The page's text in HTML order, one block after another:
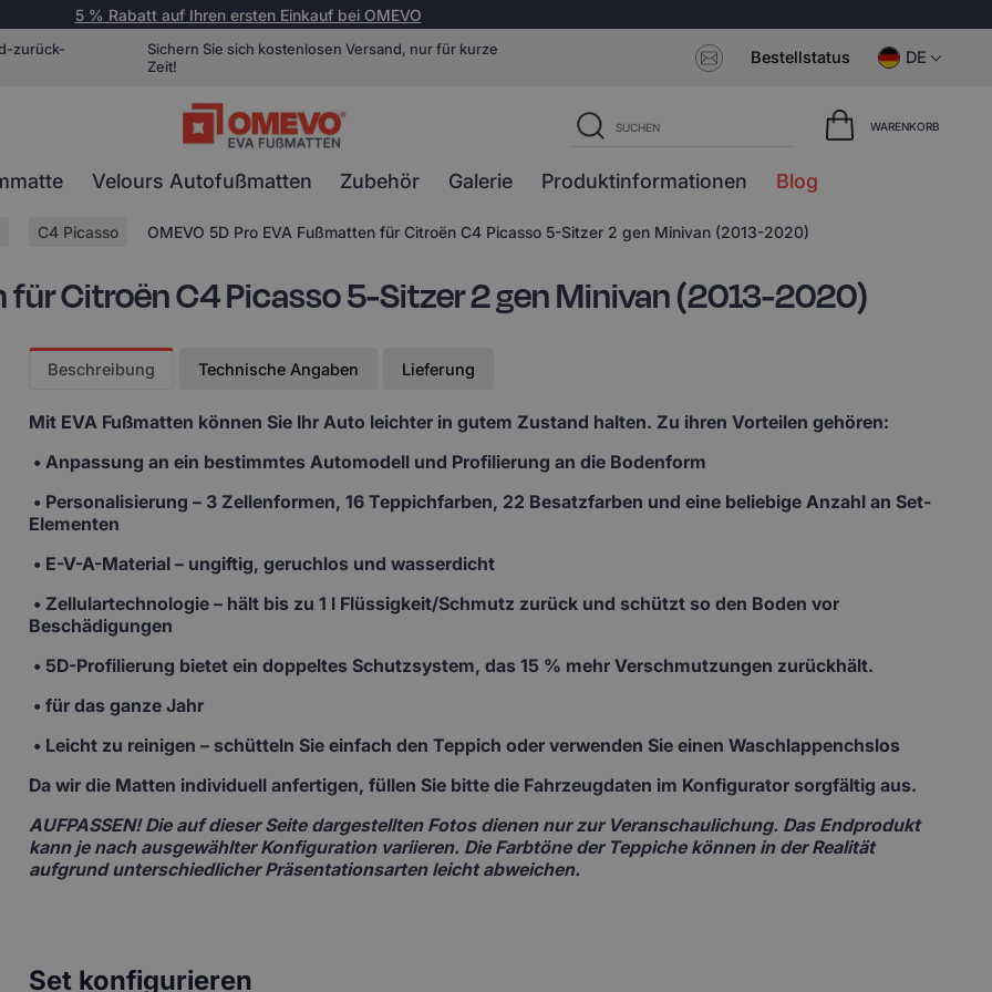
5 % Rabatt auf Ihren ersten Einkauf bei OMEVO
zurück-
Sichern Sie sich kostenlosen Versand, nur für kurze
Zeit!
Bestellstatus DE
WARENKORB
Velours Autofußmatten Zubehör Galerie Produktinformationen Blog
C4 Picasso OMEVO 5D Pro EVA Fußmatten für Citroën C4 Picasso 5-Sitzer 2 gen Minivan (2013-2020)
für Citroën C4 Picasso 5-Sitzer 2 gen Minivan (2013-2020)
Beschreibung Technische Angaben Lieferung
Mit EVA Fußmatten können Sie Ihr Auto leichter in gutem Zustand halten. Zu ihren Vorteilen gehören:
• Anpassung an ein bestimmtes Automodell und Profilierung an die Bodenform
• Personalisierung – 3 Zellenformen, 16 Teppichfarben, 22 Besatzfarben und eine beliebige Anzahl an Set-
Elementen
• E-V-A-Material– ungiftig, geruchlos und wasserdicht
• Zellulartechnologie– hält bis zu 1 l Flüssigkeit/Schmutz zurück und schützt so den Boden vor
Beschädigungen
• 5D-Profilierung bietet ein doppeltes Schutzsystem, das 15 % mehr Verschmutzungen zurückhält.
• für das ganze Jahr
• Leicht zu reinigen – schütteln Sie einfach den Teppich oder verwenden Sie einen Waschlappenchslos
Da wir die Matten individuell anfertigen, füllen Sie bitte die Fahrzeugdaten im Konfigurator sorgfältig aus.
AUFPASSEN!Die auf dieser Seite dargestellten Fotos dienen nur zur Veranschaulichung. Das Endprodukt
kann je nach ausgewählter Konfiguration variieren. Die Farbtöne der Teppiche können in der Realität
aufgrund unterschiedlicher Präsentationsarten leicht abweichen.
Set konfigurieren